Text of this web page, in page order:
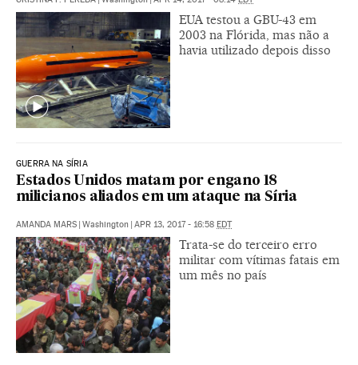
EUA testou a GBU-43 em
2003 na Flórida, mas não a
havia utilizado depois disso
GUERRA NA SÍRIA
Estados Unidos matam por engano 18
milicianos aliados em um ataque na Síria
AMANDA MARS | Washington | APR 13, 2017 - 16:58 EDT
Trata-se do terceiro erro
militar com vítimas fatais em
um mês no país